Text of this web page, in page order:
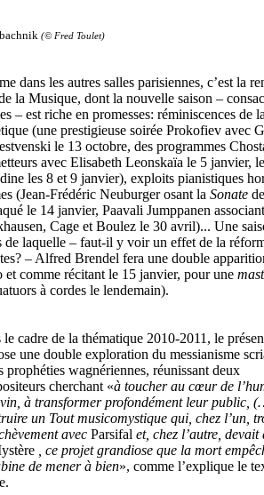
(© Fred Toulet)
dans les autres salles parisiennes, c’est la
la Musique, dont la nouvelle saison –
– est riche en promesses: réminiscences de
(une prestigieuse soirée Prokofiev avec
le 13 octobre, des programmes
avec Elisabeth Leonskaïa le 5 janvier,
les 8 et 9 janvier), exploits pianistiques
(Jean-Frédéric Neuburger osant la Sonate de
le 14 janvier, Paavali Jumppanen associant
Cage et Boulez le 30 avril)... Une
de laquelle – faut-il y voir un effet de la
– Alfred Brendel fera une double
et comme récitant le 15 janvier, pour une
à cordes le lendemain).
le cadre de la thématique 2010-2011, le
une double exploration du messianisme
prophéties wagnériennes, réunissant deux
cherchant «à toucher au cœur de
à transformer profondément leur public,
un Tout musicomystique qui, chez l’un,
avec Parsifal et, chez l’autre,
, ce projet grandiose que la mort
de mener à bien», comme l’explique le